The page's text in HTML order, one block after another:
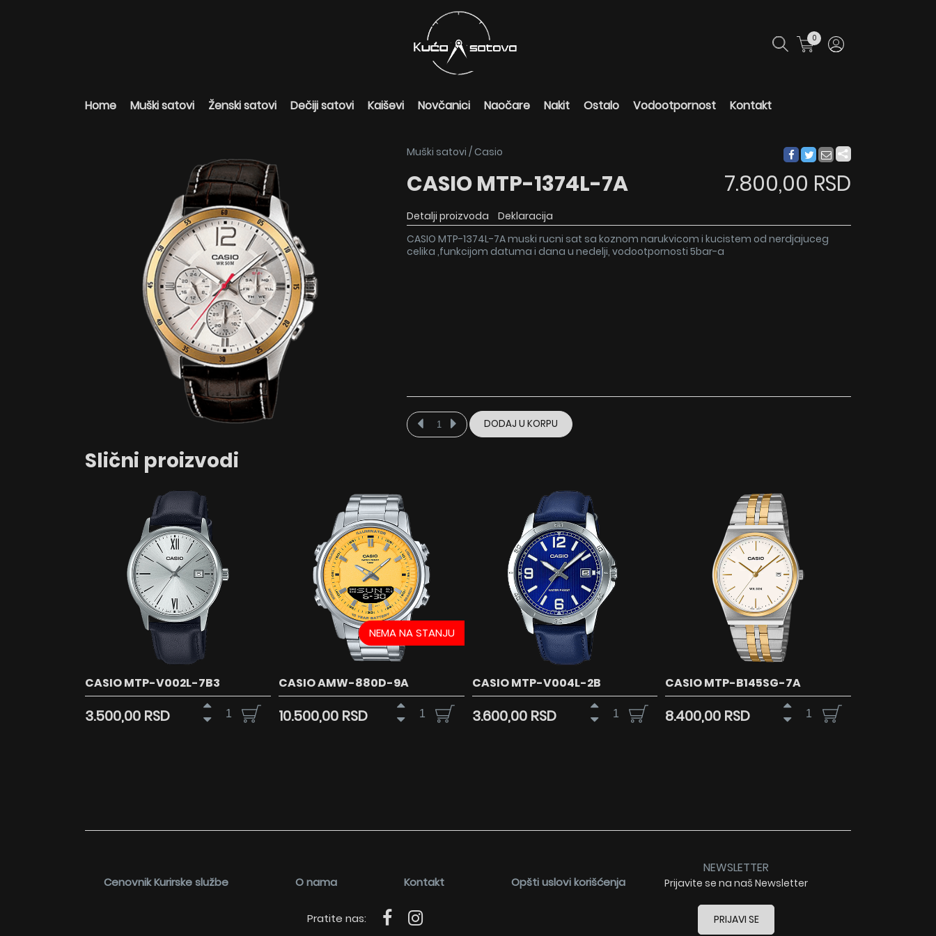
0
Home Muški satovi Ženski satovi Dečiji satovi Kaiševi Novčanici Naočare Nakit Ostalo Vodootpornost Kontakt
Muški satovi /Casio
CASIO MTP-1374L-7A 7.800,00 RSD
Detalji proizvoda
Deklaracija
CASIO MTP-1374L-7A muski rucni sat sa koznom narukvicom i kucistem od nerdjajuceg
celika ,funkcijom datuma i dana u nedelji, vodootpornosti 5bar-a
DODAJ U KORPU
Slični proizvodi
CASIO MTP-V002L-7B3
3.500,00 RSD
NEMA NA STANJU
CASIO AMW-880D-9A
10.500,00 RSD
CASIO MTP-V004L-2B
3.600,00 RSD
CASIO MTP-B145SG-7A
8.400,00 RSD
Cenovnik Kurirske službe O nama Kontakt Opšti uslovi korišćenja
Pratite nas:
NEWSLETTER
Prijavite se na naš Newsletter
PRIJAVI SE